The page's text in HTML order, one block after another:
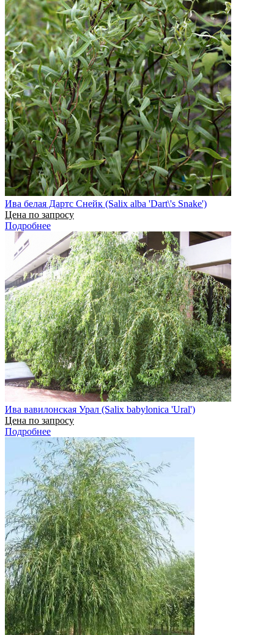
Ива белая Дартс Снейк (Salix alba 'Dart\'s Snake')
Цена по запросу
Подробнее
Ива вавилонская Урал (Salix babylonica 'Ural')
Цена по запросу
Подробнее